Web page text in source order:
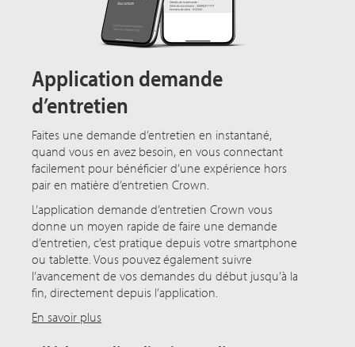
Application demande
d’entretien
Faites une demande d’entretien en instantané,
quand vous en avez besoin, en vous connectant
facilement pour bénéficier d’une expérience hors
pair en matière d’entretien Crown.
L’application demande d’entretien Crown vous
donne un moyen rapide de faire une demande
d’entretien, c’est pratique depuis votre smartphone
ou tablette. Vous pouvez également suivre
l’avancement de vos demandes du début jusqu’à la
fin, directement depuis l’application.
En savoir plus